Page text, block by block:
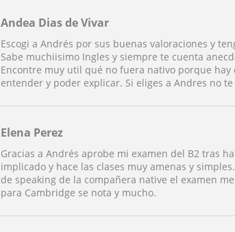
Andea Dias de Vivar
Escogi a Andrés por sus buenas valoraciones y
Sabe muchiisimo Ingles y siempre te cuenta
Encontre muy util qué no fuera nativo porque
entender y poder explicar. Si eliges a Andres no
Elena Perez
Gracias a Andrés aprobe mi examen del B2 tras
implicado y hace las clases muy amenas y
de speaking de la compañera native el examen
para Cambridge se nota y mucho.